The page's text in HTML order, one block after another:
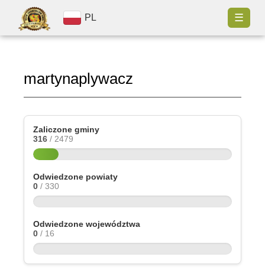
PL ☰
martynaplywacz
Zaliczone gminy
316 / 2479
Odwiedzone powiaty
0 / 330
Odwiedzone województwa
0 / 16